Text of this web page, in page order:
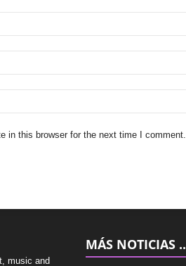
in this browser for the next time I comment.
music and
MÁS NOTICIAS ..